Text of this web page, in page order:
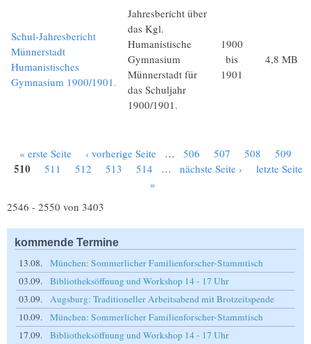
Schul-Jahresbericht
Münnerstadt
Humanistisches
Gymnasium 1900/1901.
Jahresbericht über
das Kgl.
Humanistische
Gymnasium
Münnerstadt für
das Schuljahr
1900/1901.
1900
bis
1901
4,8 MB
Seiten
« erste Seite ‹ vorherige Seite … 506 507 508 509
510 511 512 513 514 … nächste Seite ›
letzte Seite
»
2546 - 2550 von 3403
kommende Termine
13.08.
München: Sommerlicher Familienforscher-Stammtisch
03.09.
Bibliotheksöffnung und Workshop 14 - 17 Uhr
03.09.
Augsburg: Traditioneller Arbeitsabend mit Brotzeitspende
10.09.
München: Sommerlicher Familienforscher-Stammtisch
17.09.
Bibliotheksöffnung und Workshop 14 - 17 Uhr